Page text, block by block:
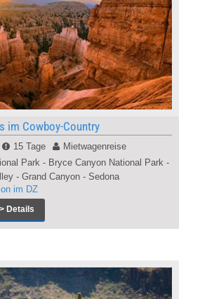
im Cowboy-Country
15 Tage
Mietwagenreise
Park - Bryce Canyon National Park -
- Grand Canyon - Sedona
im DZ
Details